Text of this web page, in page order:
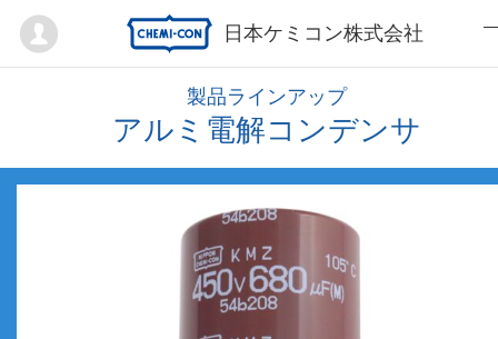
日本ケミコン株式会社
Mypage
製品ラインアップ
アルミ電解コンデンサ